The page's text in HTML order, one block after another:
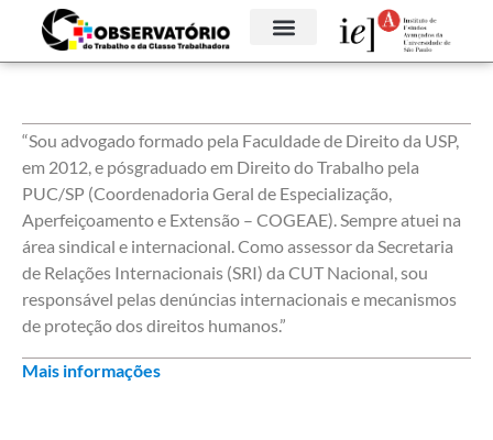
“Sou advogado formado pela Faculdade de Direito da USP,
em 2012, e pósgraduado em Direito do Trabalho pela
PUC/SP (Coordenadoria Geral de Especialização,
Aperfeiçoamento e Extensão – COGEAE). Sempre atuei na
área sindical e internacional. Como assessor da Secretaria
de Relações Internacionais (SRI) da CUT Nacional, sou
responsável pelas denúncias internacionais e mecanismos
de proteção dos direitos humanos.”
Mais informações